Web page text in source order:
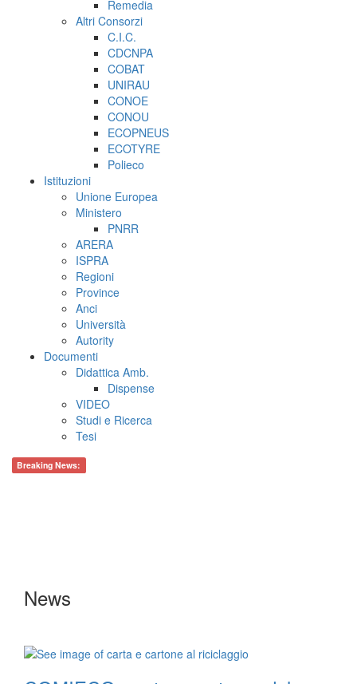
Remedia
Altri Consorzi
C.I.C.
CDCNPA
COBAT
UNIRAU
CONOE
CONOU
ECOPNEUS
ECOTYRE
Polieco
Istituzioni
Unione Europea
Ministero
PNRR
ARERA
ISPRA
Regioni
Province
Anci
Università
Autority
Documenti
Didattica Amb.
Dispense
VIDEO
Studi e Ricerca
Tesi
Breaking News:
News